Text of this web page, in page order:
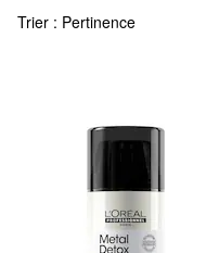
Trier : Pertinence